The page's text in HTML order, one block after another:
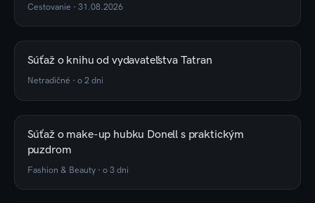
Cestovanie · 31.08.2026
Súťaž o knihu od vydavateľstva Tatran
Netradičné · o 2 dni
Súťaž o make-up hubku Donell s praktickým
puzdrom
Fashion & Beauty · o 3 dni